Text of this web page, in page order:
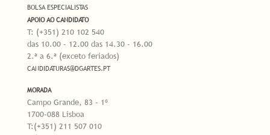
BOLSA ESPECIALISTAS
APOIO AO CANDIDATO
T: (+351) 210 102 540
das 10.00 - 12.00 das 14.30 - 16.00
2.ª a 6.ª (exceto feriados)
CANDIDATURAS@DGARTES.PT
MORADA
Campo Grande, 83 - 1º
1700-088 Lisboa
T:(+351) 211 507 010